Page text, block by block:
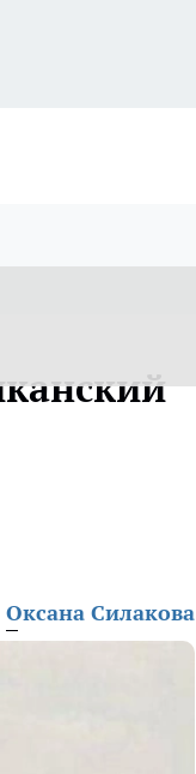
Оксана Силакова